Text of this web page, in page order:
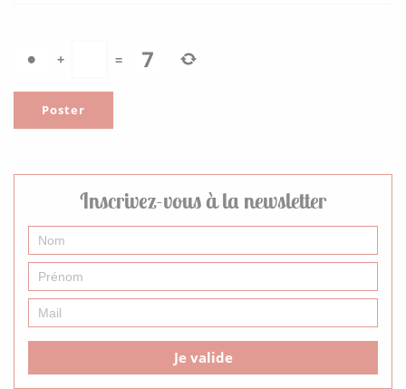
+ =
Inscrivez-vous à la newsletter
Je valide